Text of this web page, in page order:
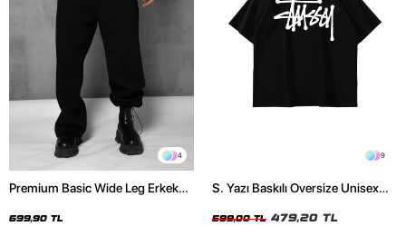
4
Premium Basic Wide Leg Erkek
699,90 TL
9
S. Yazı Baskılı Oversize Unisex
599,00 TL 479,20 TL